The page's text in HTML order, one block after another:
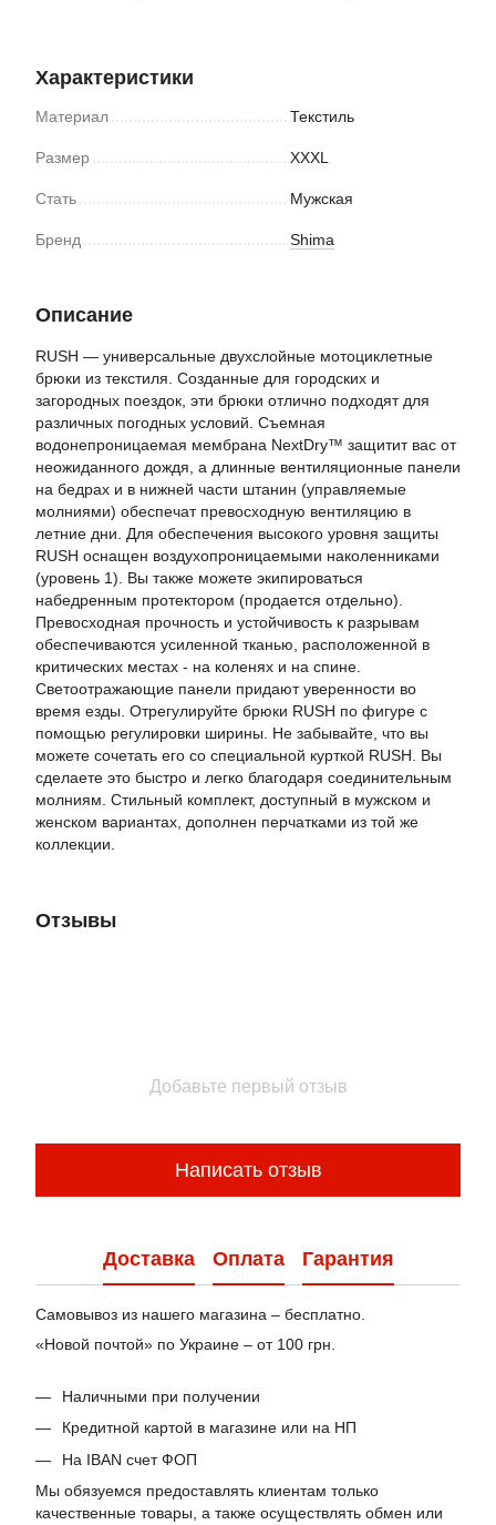
Характеристики
Материал Текстиль
Размер XXXL
Стать Мужская
Бренд Shima
Описание
RUSH — универсальные двухслойные мотоциклетные
брюки из текстиля. Созданные для городских и
загородных поездок, эти брюки отлично подходят для
различных погодных условий. Съемная
водонепроницаемая мембрана NextDry™ защитит вас от
неожиданного дождя, а длинные вентиляционные панели
на бедрах и в нижней части штанин (управляемые
молниями) обеспечат превосходную вентиляцию в
летние дни. Для обеспечения высокого уровня защиты
RUSH оснащен воздухопроницаемыми наколенниками
(уровень 1). Вы также можете экипироваться
набедренным протектором (продается отдельно).
Превосходная прочность и устойчивость к разрывам
обеспечиваются усиленной тканью, расположенной в
критических местах - на коленях и на спине.
Светоотражающие панели придают уверенности во
время езды. Отрегулируйте брюки RUSH по фигуре с
помощью регулировки ширины. Не забывайте, что вы
можете сочетать его со специальной курткой RUSH. Вы
сделаете это быстро и легко благодаря соединительным
молниям. Стильный комплект, доступный в мужском и
женском вариантах, дополнен перчатками из той же
коллекции.
Отзывы
Добавьте первый отзыв
Написать отзыв
Доставка Оплата Гарантия
Самовывоз из нашего магазина – бесплатно.
«Новой почтой» по Украине – от 100 грн.
Наличными при получении
Кредитной картой в магазине или на НП
На IBAN счет ФОП
Мы обязуемся предоставлять клиентам только
качественные товары, а также осуществлять обмен или